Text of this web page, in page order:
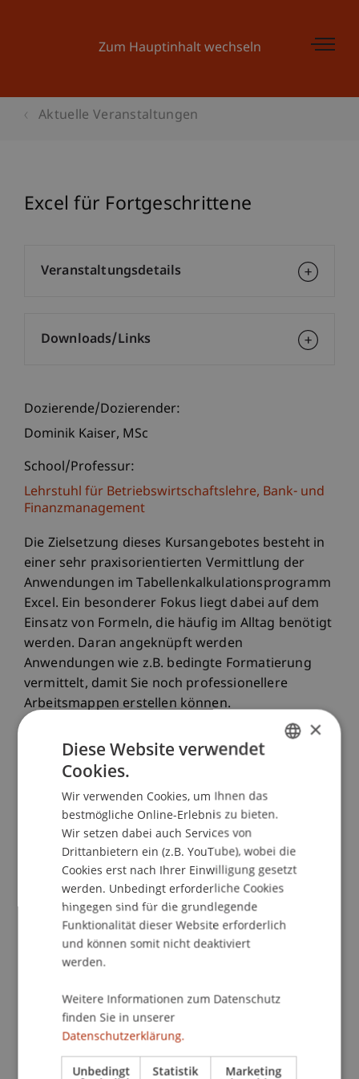
Zum Hauptinhalt wechseln
Aktuelle Veranstaltungen
Excel für Fortgeschrittene
Dozierende/Dozierender:
Dominik Kaiser MSc
School/Professur:
Lehrstuhl für Betriebswirtschaftslehre, Bank- und
Finanzmanagement
Die Zielsetzung dieses Kursangebotes besteht in
einer sehr praxisorientierten Vermittlung der
Anwendungen im Tabellenkalkulationsprogramm
Excel. Ein besonderer Fokus liegt dabei auf dem
Einsatz von Formeln, die häufig im Alltag benötigt
werden. Daran angeknüpft werden
Anwendungen wie z.B. bedingte Formatierung
vermittelt, damit Sie noch professionellere
Arbeitsmappen erstellen können.
Mittwoch, 04. Mai 2022
17.30 - 20.00
Formeln
Einleitung
Finanzmathematik: Als einfacher Einstieg in die
Formeln werden wir einige einfache
Grundlagenformeln anwenden. Dabei
repetieren wir kurz, wie Formeln am
effizientesten erstellt und verwendet werden.
Logikformeln: In diesem Kursteil werden Sie
anderem; Wenn, Sverweis, Wverweis, Index,
Vergleich, Und/Oder, Summewenn etc.
Mittwoch, 11. Mai 2022
Veranstaltungsdetails
Downloads/Links
×
Diese Website verwendet
Cookies.
Wir verwenden Cookies, um Ihnen das
bestmögliche Online-Erlebnis zu bieten.
Wir setzen dabei auch Services von
Drittanbietern ein (z.B. YouTube), wobei die
Cookies erst nach Ihrer Einwilligung gesetzt
werden. Unbedingt erforderliche Cookies
hingegen sind für die grundlegende
Funktionalität dieser Website erforderlich
und können somit nicht deaktiviert
werden.
Weitere Informationen zum Datenschutz
finden Sie in unserer
Datenschutzerklärung.
Unbedingt Statistik Marketing